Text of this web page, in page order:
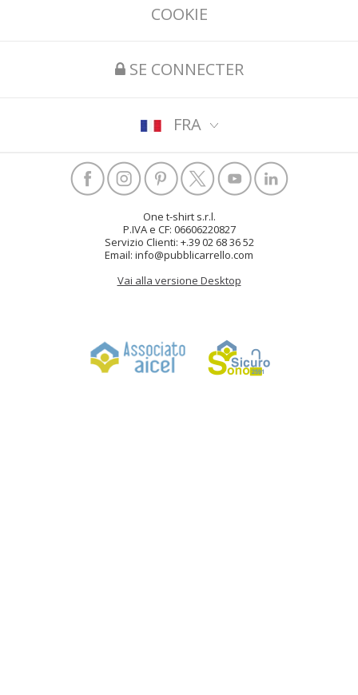
COOKIE
SE CONNECTER
FRA
One t-shirt s.r.l.
P.IVA e CF: 06606220827
Servizio Clienti: +.39 02 68 36 52
Email: info@pubblicarrello.com
Vai alla versione Desktop